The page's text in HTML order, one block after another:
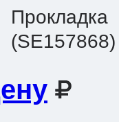
Прокладка
(SE157868)